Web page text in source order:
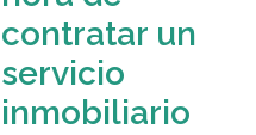
contratar un
servicio
inmobiliario